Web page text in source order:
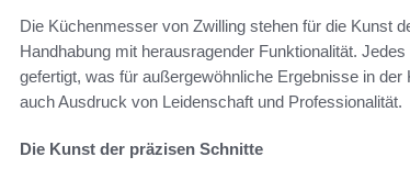
Die Küchenmesser von Zwilling stehen für die Kunst
Handhabung mit herausragender Funktionalität.
gefertigt, was für außergewöhnliche Ergebnisse in
auch Ausdruck von Leidenschaft und Professionalität.
Die Kunst der präzisen Schnitte